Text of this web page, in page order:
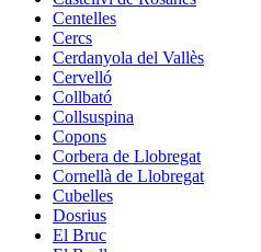
Centelles
Cercs
Cerdanyola del Vallès
Cervelló
Collbató
Collsuspina
Copons
Corbera de Llobregat
Cornellà de Llobregat
Cubelles
Dosrius
El Bruc